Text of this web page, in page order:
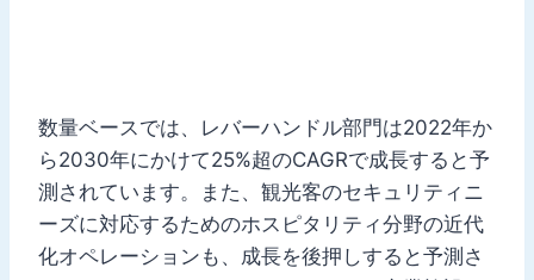
数量ベースでは、レバーハンドル部門は2022年か
ら2030年にかけて25%超のCAGRで成長すると予
測されています。また、観光客のセキュリティニ
ーズに対応するためのホスピタリティ分野の近代
化オペレーションも、成長を後押しすると予測さ